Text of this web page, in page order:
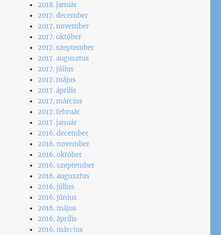
2018. január
2017. december
2017. november
2017. október
2017. szeptember
2017. augusztus
2017. július
2017. május
2017. április
2017. március
2017. február
2017. január
2016. december
2016. november
2016. október
2016. szeptember
2016. augusztus
2016. július
2016. június
2016. május
2016. április
2016. március